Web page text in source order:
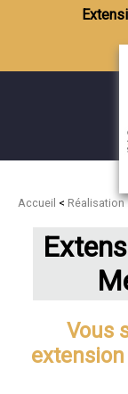
Accueil < Réalisation
Vous